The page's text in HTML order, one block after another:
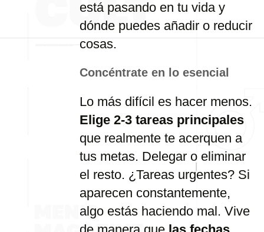
está pasando en tu vida y
dónde puedes añadir o reducir
cosas.
Concéntrate en lo esencial
Lo más difícil es hacer menos.
Elige 2-3 tareas principales
que realmente te acerquen a
tus metas. Delegar o eliminar
el resto. ¿Tareas urgentes? Si
aparecen constantemente,
algo estás haciendo mal. Vive